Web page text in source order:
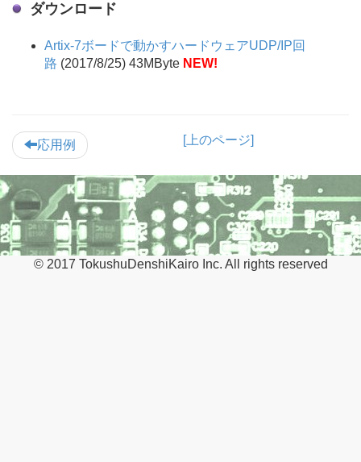
ダウンロード
Artix-7ボードで動かすハードウェアUDP/IP回
路 (2017/8/25) 43MByte NEW!
応用例 [上のページ]
© 2017 TokushuDenshiKairo Inc. All rights reserved